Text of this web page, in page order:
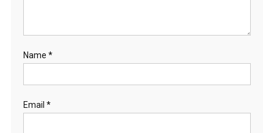
Name *
Email *